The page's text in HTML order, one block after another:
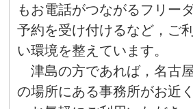
もお電話がつながるフリー
予約を受け付けるなど，ご
い環境を整えています。
津島の方であれば，名古
の場所にある事務所がお近